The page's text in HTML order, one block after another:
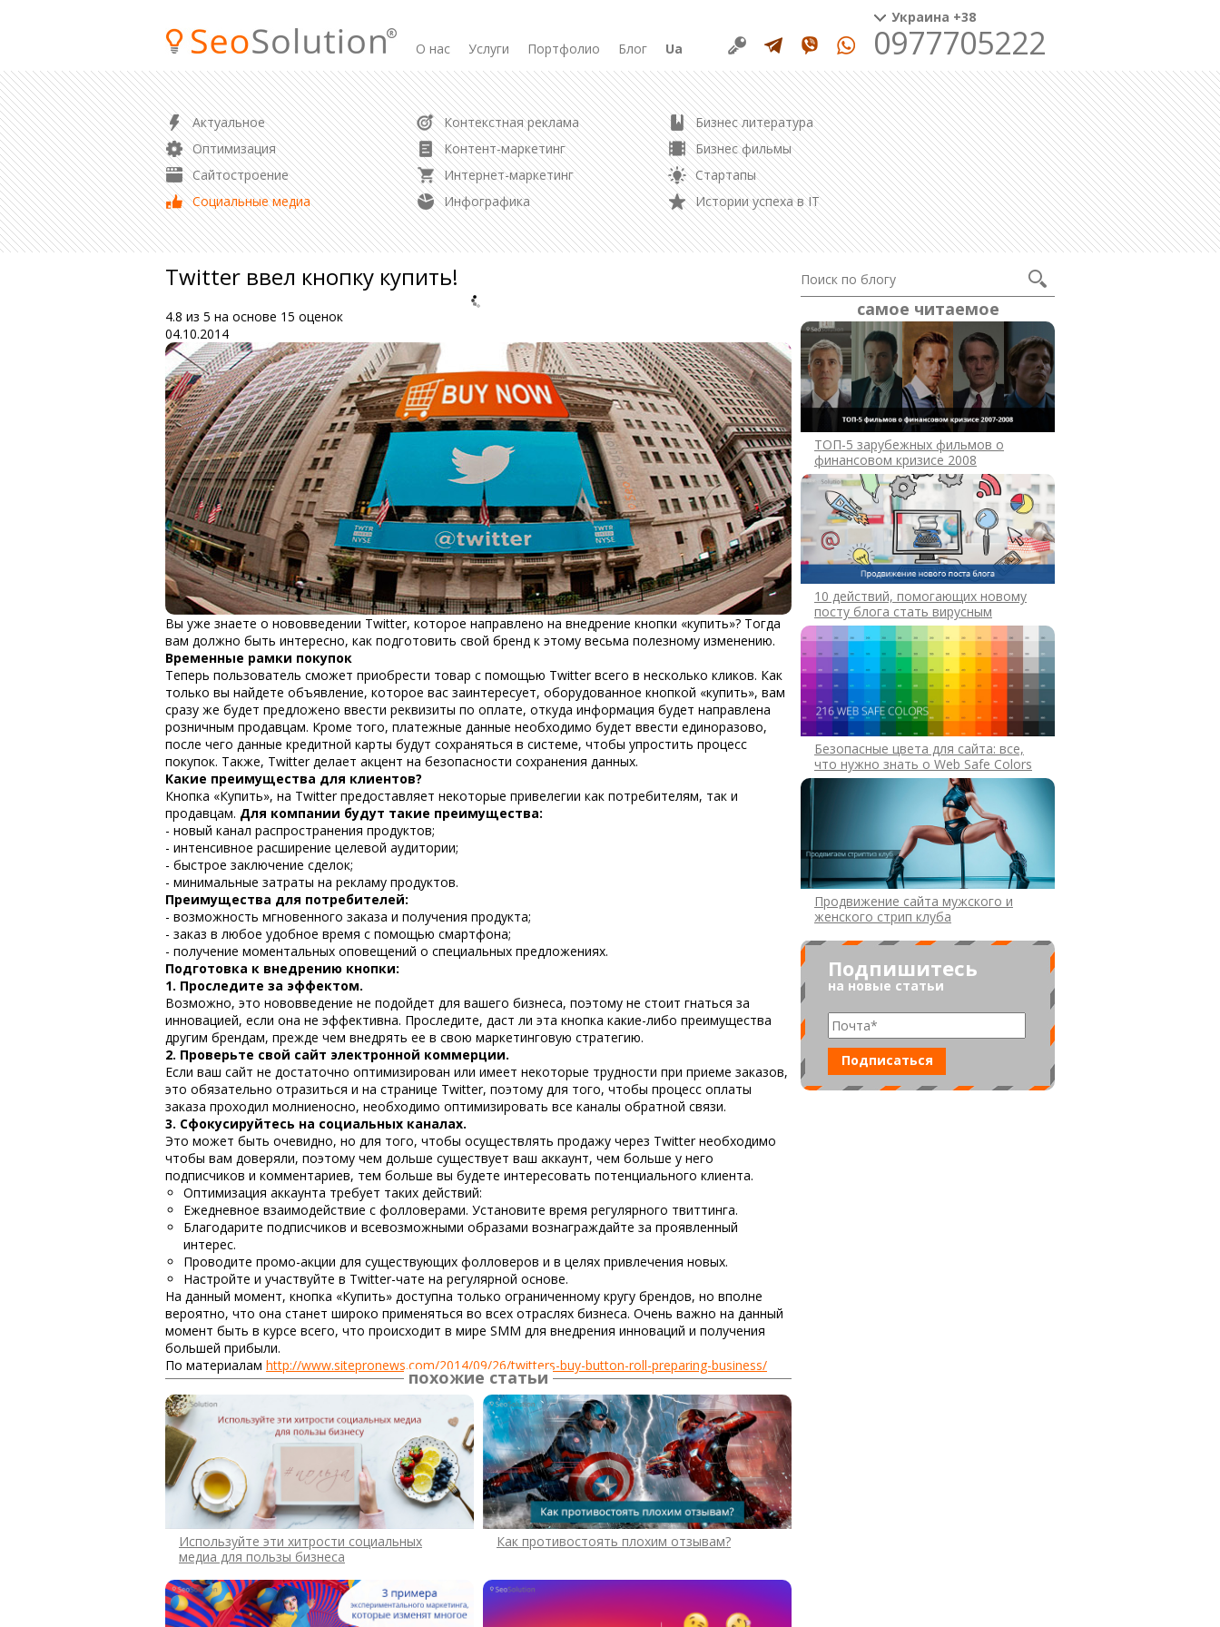
О нас Услуги Портфолио Блог
Актуальное
Оптимизация
Сайтостроение
Социальные медиа
Контекстная реклама
Контент-маркетинг
Интернет-маркетинг
Инфографика
Бизнес литература
Бизнес фильмы
Стартапы
Истории успеха в IT
Ua
Украина +38
0977705222
ПРОДВИЖЕНИЕ
SEO продвижение сайта
Продвижение магазина
Контекстная реклама
Аудит сайта
Продвижение в соцсетях
Управление репутацией
Контент маркетинг
РАЗРАБОТКА
Разработка сайта
Разработка лендинга
Редизайн сайта
Создание логотипа
самое читаемое
ТОП-5 зарубежных фильмов о
финансовом кризисе 2008
10 действий, помогающих новому
посту блога стать вирусным
Безопасные цвета для сайта: все,
что нужно знать о Web Safe Colors
Продвижение сайта мужского и
женского стрип клуба
Подпишитесь
на новые статьи
Twitter ввел кнопку купить!
4.8 из 5 на основе 15 оценок
04.10.2014
Вы уже знаете о нововведении Twitter, которое направлено на внедрение кнопки «купить»? Тогда
вам должно быть интересно, как подготовить свой бренд к этому весьма полезному изменению.
Временные рамки покупок
Теперь пользователь сможет приобрести товар с помощью Twitter всего в несколько кликов. Как
только вы найдете объявление, которое вас заинтересует, оборудованное кнопкой «купить», вам
сразу же будет предложено ввести реквизиты по оплате, откуда информация будет направлена
розничным продавцам. Кроме того, платежные данные необходимо будет ввести единоразово,
после чего данные кредитной карты будут сохраняться в системе, чтобы упростить процесс
покупок. Также, Twitter делает акцент на безопасности сохранения данных.
Какие преимущества для клиентов?
Кнопка «Купить», на Twitter предоставляет некоторые привелегии как потребителям, так и
продавцам. Для компании будут такие преимущества:
- новый канал распространения продуктов;
- интенсивное расширение целевой аудитории;
- быстрое заключение сделок;
- минимальные затраты на рекламу продуктов.
Преимущества для потребителей:
- возможность мгновенного заказа и получения продукта;
- заказ в любое удобное время с помощью смартфона;
- получение моментальных оповещений о специальных предложениях.
Подготовка к внедрению кнопки:
1. Проследите за эффектом.
Возможно, это нововведение не подойдет для вашего бизнеса, поэтому не стоит гнаться за
инновацией, если она не эффективна. Проследите, даст ли эта кнопка какие-либо преимущества
другим брендам, прежде чем внедрять ее в свою маркетинговую стратегию.
2. Проверьте свой сайт электронной коммерции.
Если ваш сайт не достаточно оптимизирован или имеет некоторые трудности при приеме заказов,
это обязательно отразиться и на странице Twitter, поэтому для того, чтобы процесс оплаты
заказа проходил молниеносно, необходимо оптимизировать все каналы обратной связи.
3. Сфокусируйтесь на социальных каналах.
Это может быть очевидно, но для того, чтобы осуществлять продажу через Twitter необходимо
чтобы вам доверяли, поэтому чем дольше существует ваш аккаунт, чем больше у него
подписчиков и комментариев, тем больше вы будете интересовать потенциального клиента.
Оптимизация аккаунта требует таких действий:
Ежедневное взаимодействие с фолловерами. Установите время регулярного твиттинга.
Благодарите подписчиков и всевозможными образами вознаграждайте за проявленный
интерес.
Проводите промо-акции для существующих фолловеров и в целях привлечения новых.
Настройте и участвуйте в Twitter-чате на регулярной основе.
На данный момент, кнопка «Купить» доступна только ограниченному кругу брендов, но вполне
вероятно, что она станет широко применяться во всех отраслях бизнеса. Очень важно на данный
момент быть в курсе всего, что происходит в мире SMM для внедрения инноваций и получения
большей прибыли.
По материалам http://www.sitepronews.com/2014/09/26/twitters-buy-button-roll-preparing-business/
похожие статьи
Используйте эти хитрости социальных
медиа для пользы бизнеса
Как противостоять плохим отзывам?